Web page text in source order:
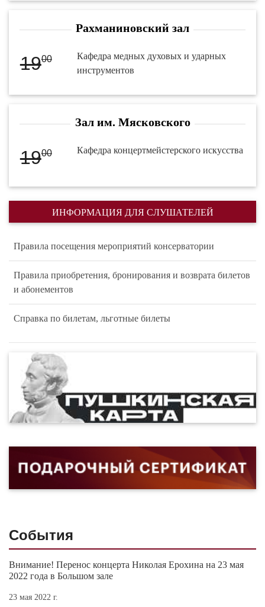
Рахманиновский зал
1900
Кафедра медных духовых и ударных
инструментов
Зал им. Мясковского
1900 Кафедра концертмейстерского искусства
ИНФОРМАЦИЯ ДЛЯ СЛУШАТЕЛЕЙ
Правила посещения мероприятий консерватории
Правила приобретения, бронирования и возврата билетов
и абонементов
Справка по билетам, льготные билеты
События
Внимание! Перенос концерта Николая Ерохина на 23 мая
2022 года в Большом зале
23 мая 2022 г.